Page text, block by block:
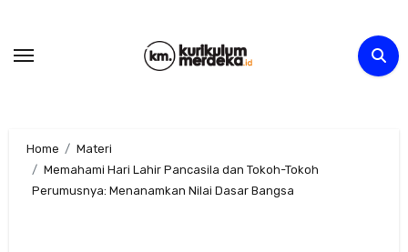
content
Home
Materi
Memahami Hari Lahir Pancasila dan Tokoh-Tokoh
Perumusnya: Menanamkan Nilai Dasar Bangsa